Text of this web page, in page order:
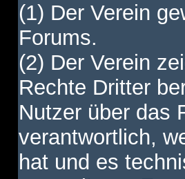
(1) Der Verein
Forums.
(2) Der Verein
Rechte Dritter
Nutzer über das
verantwortlich,
hat und es